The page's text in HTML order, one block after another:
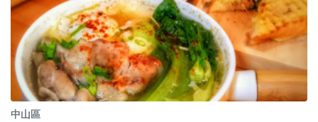
中山區